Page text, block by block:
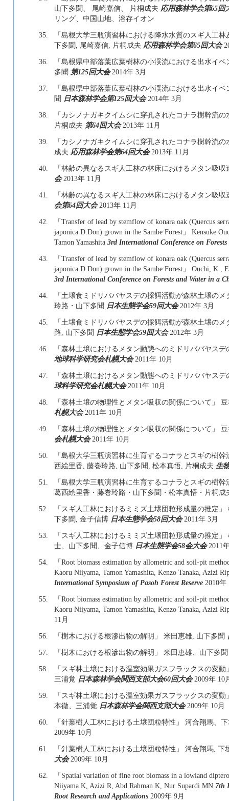
山下多聞、 尾崎嘉信、 片桐成夫 応用森林学会第65回
リング、中国山地、溶存イオン
35.
「島根大学三瓶演習林における降水水質のスギ人工
下多聞, 尾崎嘉信, 片桐成夫 応用森林学会第65回大会
36.
「島根県中部落葉広葉樹林の小渓流における出水イ
多聞 第125回大会2014年 3月
37.
「島根県中部落葉広葉樹林の小渓流における出水イ
聞 日本森林学会第125回大会2014年 3月
38.
「カシノナガキクイムシに穿孔されたコナラ樹幹流
片桐成夫 第64回大会2013年 11月
39.
「カシノナガキクイムシに穿孔されたコナラ樹幹流
成夫 応用森林学会第64回大会2013年 11月
40.
「林齢の異なるスギ人工林の林床におけるメタン吸
会2013年 11月
41.
「林齢の異なるスギ人工林の林床におけるメタン吸
会第64回大会2013年 11月
42.
「Transfer of lead by stemflow of konara oak (Quercus
japonica D.Don) grown in the Sambe Forest」 Kensuke
Tamon Yamashita 3rd International Conference on
43.
「Transfer of lead by stemflow of konara oak (Quercus
japonica D.Don) grown in the Sambe Forest」 Ouchi, K.,
3rd International Conference on Forests and Water in a
44.
「土壌食ミドリババヤスデの採餌活動が森林土壌の
玲路・山下多聞 日本生態学会59回大会2012年 3月
45.
「土壌食ミドリババヤスデの採餌活動が森林土壌の
路, 山下多聞 日本生態学会59回大会2012年 3月
46.
「森林土壌におけるメタン動態へのミドリババヤス
地球科学研究会札幌大会2011年 10月
47.
「森林土壌におけるメタン動態へのミドリババヤス
球科学研究会札幌大会2011年 10月
48.
「森林土壌の物理性とメタン吸収の関係について」
札幌大会2011年 10月
49.
「森林土壌の物理性とメタン吸収の関係について」
会札幌大会2011年 10月
50.
「島根大学三瓶演習林に生育するコナラとスギの樹
西絵里香, 藤巻玲路, 山下多聞, 松本真悟, 片桐成夫 生
51.
「島根大学三瓶演習林に生育するコナラとスギの樹
葛西絵里香・藤巻玲路・山下多聞・松本真悟・片桐
52.
「スギ人工林におけるミミズ土壌団粒形成量の推定
下多聞, 金子信博 日本生態学会58回大会2011年 3月
53.
「スギ人工林におけるミミズ土壌団粒形成量の推定
士、山下多聞、金子信博 日本生態学会58会大会2011
54.
「Root biomass estimation by allometric and soil-pit
Kaoru Niiyama, Tamon Yamashita, Kenzo Tanaka, Azizi
International Symposium of Pasoh Forest Reserve 2010年
55.
「Root biomass estimation by allometric and soil-pit
Kaoru Niiyama, Tamon Yamashita, Kenzo Tanaka, Azizi
11月
56.
「樹木における根滲出物の解明」 米田恵雄, 山下多聞
57.
「樹木における根滲出物の解明」 米田恵雄、山下多
58.
「スギ林土壌における温室効果ガスフラックスの変
三浦覚 日本森林学会関西支部大会60回大会2009年 10
59.
「スギ林土壌における温室効果ガスフラックスの変
本徹、三浦覚 日本森林学会関西支部大会2009年 10月
60.
「針葉樹人工林における土壌団粒特性」 河合翔馬、
2009年 10月
61.
「針葉樹人工林における土壌団粒特性」 河合翔馬,
大会2009年 10月
62.
「Spatial variation of fine root biomass in a lowland
Niiyama K, Azizi R, Abd Rahman K, Nur Supardi MN 7th
Root Research and Applications 2009年 9月